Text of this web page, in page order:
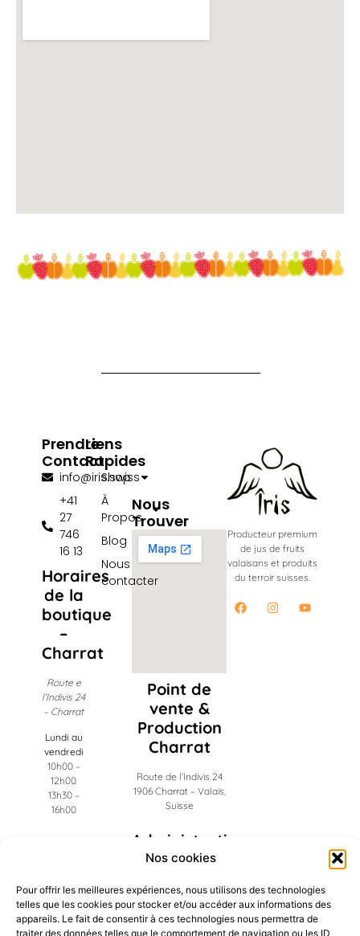
Nos cookies
Pour offrir les meilleures expériences, nous utilisons des technologies
telles que les cookies pour stocker et/ou accéder aux informations des
appareils. Le fait de consentir à ces technologies nous permettra de
traiter des données telles que le comportement de navigation ou les ID
Prendre
Contact
info@iris.swiss
+41
27
746
16 13
Horaires
de la
boutique
–
Charrat
Route e
l’Indivis 24
– Charrat
Lundi au
vendredi
10h00 –
12h00
13h30 –
16h00
Liens
Rapides
Shop
À
Propos
Blog
Nous
contacter
Nous
Trouver
Point de
vente &
Production
Charrat
Route de l’Indivis 24
1906 Charrat – Valais,
Suisse
Administration
Riddes
Ch. des Frigos 19
1908 Riddes – Valais,
Suisse
Producteur premium
de jus de fruits
valaisans et produits
du terroir suisses.